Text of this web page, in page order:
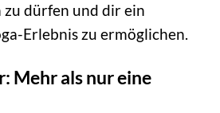
dürfen und dir ein
Erlebnis zu ermöglichen.
Mehr als nur eine